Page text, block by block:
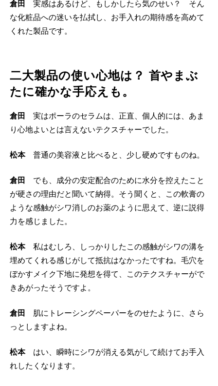
倉田
実感はあるけど、もしかしたら気のせい？ そん
な化粧品への迷いを払拭し、お手入れの期待感を高めて
くれた製品です。
二大製品の使い心地は？ 首やまぶ
たに確かな手応えも。
倉田
実はポーラのセラムは、正直、個人的には、あま
り心地よいとは言えないテクスチャーでした。
松本普通の美容液と比べると、少し硬めですものね。
倉田
でも、成分の安定配合のために水分を控えたこと
が硬さの理由だと聞いて納得。そう聞くと、この軟膏の
ような感触がシワ消しのお薬のように思えて、逆に説得
力を感じました。
松本私はむしろ、しっかりしたこの感触がシワの溝を
埋めてくれる感じがして抵抗はなかったですね。毛穴を
ぼかすメイク下地に発想を得て、このテクスチャーがで
きあがったそうですよ。
倉田
肌にトレーシングペーパーをのせたように、さら
っとしますよね。
松本はい、瞬時にシワが消える気がして続けてお手入
れしたくなります。